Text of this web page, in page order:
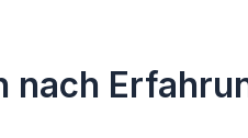
nach